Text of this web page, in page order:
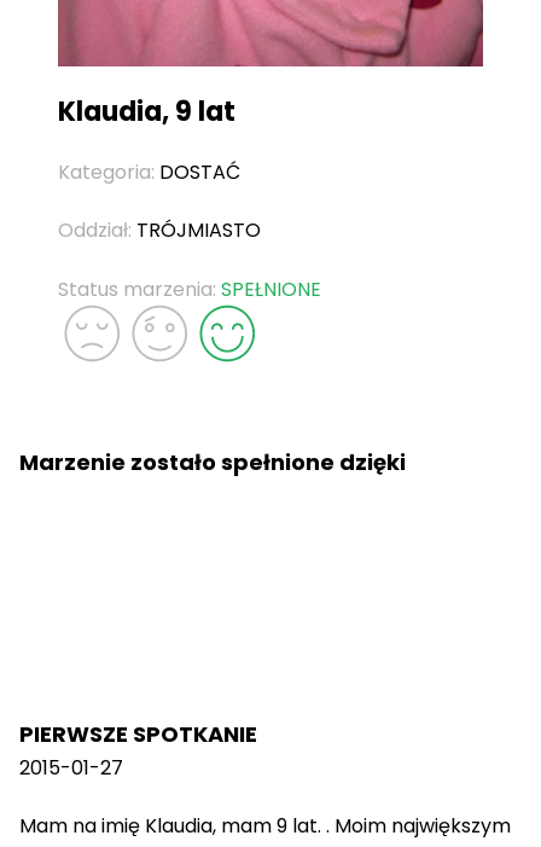
Klaudia, 9 lat
Kategoria: DOSTAĆ
Oddział: TRÓJMIASTO
Status marzenia: SPEŁNIONE
Marzenie zostało spełnione dzięki
PIERWSZE SPOTKANIE
2015-01-27
Mam na imię Klaudia, mam 9 lat. . Moim największym